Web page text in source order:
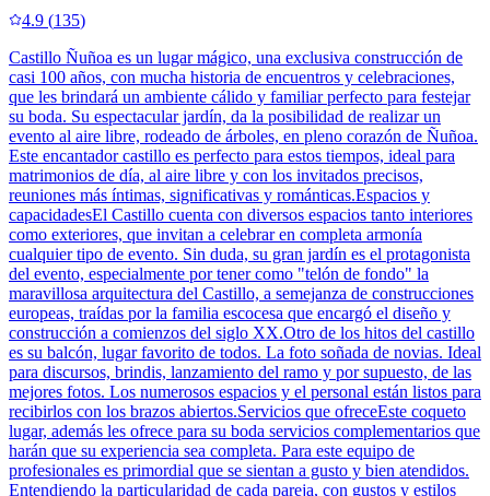
4.9 (135)
Castillo Ñuñoa es un lugar mágico, una exclusiva construcción de
casi 100 años, con mucha historia de encuentros y celebraciones,
que les brindará un ambiente cálido y familiar perfecto para festejar
su boda. Su espectacular jardín, da la posibilidad de realizar un
evento al aire libre, rodeado de árboles, en pleno corazón de Ñuñoa.
Este encantador castillo es perfecto para estos tiempos, ideal para
matrimonios de día, al aire libre y con los invitados precisos,
reuniones más íntimas, significativas y románticas.Espacios y
capacidadesEl Castillo cuenta con diversos espacios tanto interiores
como exteriores, que invitan a celebrar en completa armonía
cualquier tipo de evento. Sin duda, su gran jardín es el protagonista
del evento, especialmente por tener como "telón de fondo" la
maravillosa arquitectura del Castillo, a semejanza de construcciones
europeas, traídas por la familia escocesa que encargó el diseño y
construcción a comienzos del siglo XX.Otro de los hitos del castillo
es su balcón, lugar favorito de todos. La foto soñada de novias. Ideal
para discursos, brindis, lanzamiento del ramo y por supuesto, de las
mejores fotos. Los numerosos espacios y el personal están listos para
recibirlos con los brazos abiertos.Servicios que ofreceEste coqueto
lugar, además les ofrece para su boda servicios complementarios que
harán que su experiencia sea completa. Para este equipo de
profesionales es primordial que se sientan a gusto y bien atendidos.
Entendiendo la particularidad de cada pareja, con gustos y estilos